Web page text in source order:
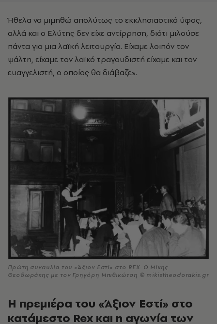
Ήθελα να μιμηθώ απολύτως το εκκλησιαστικό ύφος,
αλλά και ο Ελύτης δεν είχε αντίρρηση, διότι μιλούσε
πάντα για μια λαϊκή λειτουργία. Είχαμε λοιπόν τον
ψάλτη, είχαμε τον λαϊκό τραγουδιστή είχαμε και τον
ευαγγελιστή, ο οποίος θα διάβαζε».
Πρώτη συναυλία του «Άξιον Εστί» στο REX: Ο Μίκης
Θεοδωράκης με τον Γρηγόρη Μπιθικώτση © mikistheodorakis.gr
Η πρεμιέρα του «Άξιον Εστί» στο
κατάμεστο Rex και η αγωνία των